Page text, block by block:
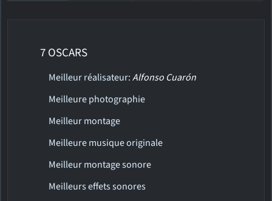
7 OSCARS
Meilleur réalisateur:Alfonso Cuarón
Meilleure photographie
Meilleur montage
Meilleure musique originale
Meilleur montage sonore
Meilleurs effets sonores